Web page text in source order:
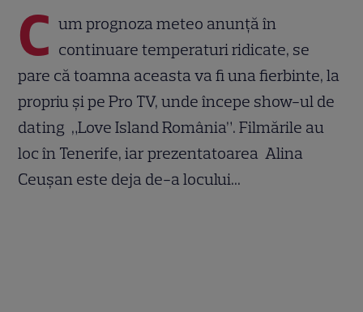
C um prognoza meteo anunță în
continuare temperaturi ridicate, se
pare că toamna aceasta va fi una fierbinte, la
propriu și pe Pro TV, unde începe show-ul de
dating „Love Island România”. Filmările au
loc în Tenerife, iar prezentatoarea Alina
Ceușan este deja de-a locului...